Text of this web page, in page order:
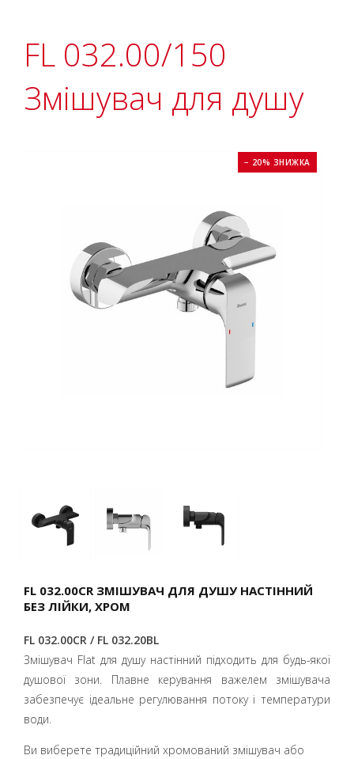
FL 032.00/150
Змішувач для душу
− 20% ЗНИЖКА
FL 032.00CR ЗМІШУВАЧ ДЛЯ ДУШУ НАСТІННИЙ
БЕЗ ЛІЙКИ, ХРОМ
FL 032.00CR / FL 032.20BL
Змішувач Flat для душу настінний підходить для будь-якої
душової зони. Плавне керування важелем змішувача
забезпечує ідеальне регулювання потоку і температури
води.
Ви виберете традиційний хромований змішувач або